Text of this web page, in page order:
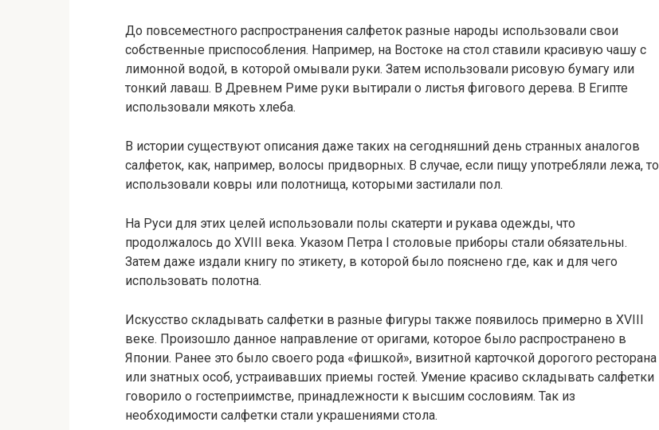
До повсеместного распространения салфеток разные народы использовали свои
собственные приспособления. Например, на Востоке на стол ставили красивую чашу с
лимонной водой, в которой омывали руки. Затем использовали рисовую бумагу или
тонкий лаваш. В Древнем Риме руки вытирали о листья фигового дерева. В Египте
использовали мякоть хлеба.
В истории существуют описания даже таких на сегодняшний день странных аналогов
салфеток, как, например, волосы придворных. В случае, если пищу употребляли лежа, то
использовали ковры или полотнища, которыми застилали пол.
На Руси для этих целей использовали полы скатерти и рукава одежды, что
продолжалось до XVIII века. Указом Петра I столовые приборы стали обязательны.
Затем даже издали книгу по этикету, в которой было пояснено где, как и для чего
использовать полотна.
Искусство складывать салфетки в разные фигуры также появилось примерно в XVIII
веке. Произошло данное направление от оригами, которое было распространено в
Японии. Ранее это было своего рода «фишкой», визитной карточкой дорогого ресторана
или знатных особ, устраивавших приемы гостей. Умение красиво складывать салфетки
говорило о гостеприимстве, принадлежности к высшим сословиям. Так из
необходимости салфетки стали украшениями стола.